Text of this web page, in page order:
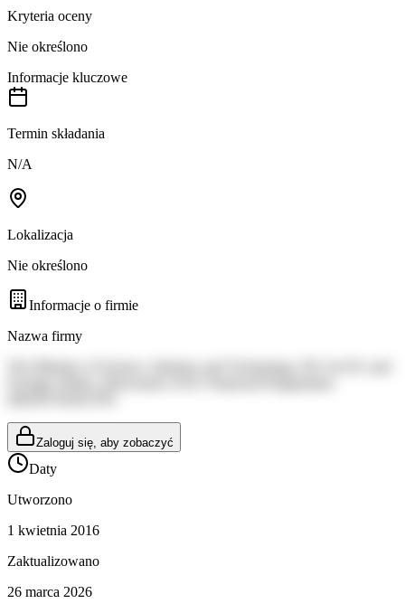
Kryteria oceny
Nie określono
Informacje kluczowe
Termin składania
N/A
Lokalizacja
Nie określono
Informacje o firmie
Nazwa firmy
Zaloguj się, aby zobaczyć
Daty
Utworzono
1 kwietnia 2016
Zaktualizowano
26 marca 2026